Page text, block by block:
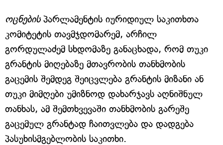
ოცნებისპარლამენტის იურიდიულ საკითხთა
კომიტეტის თავმჯდომარემ, არჩილ
გორდულაძემ სხდომაზე განაცხადა, რომ თუკი
გრანტის მიღებაზე მთავრობის თანხმობის
გაცემის შემდეგ შეიცვლება გრანტის მიზანი ან
თუკი მიმღები უმიზნოდ დახარჯავს აღნიშნულ
თანხას, ამ შემთხვევაში თანხმობის გარეშე
გაცემულ გრანტად ჩაითვლება და დადგება
პასუხისმგებლობის საკითხი.